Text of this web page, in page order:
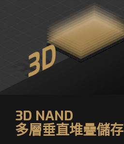
3D NAND
多層垂直堆疊儲存